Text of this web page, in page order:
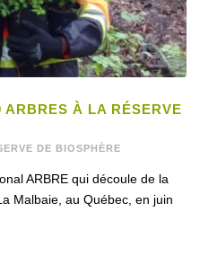
ARBRES À LA RÉSERVE
DE BIOSPHÈRE
ARBRE qui découle de la
Malbaie, au Québec, en juin